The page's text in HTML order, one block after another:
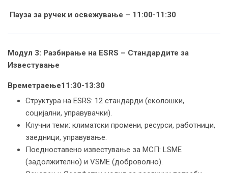
Пауза за ручек и освежување – 11:00-11:30
Модул 3: Разбирање на ESRS – Стандардите за
Известување
Времетраење11:30-13:30
Структура на ESRS: 12 стандарди (еколошки,
социјални, управувачки).
Клучни теми: климатски промени, ресурси, работници,
заедници, управување.
Поедноставено известување за МСП: LSME
(задолжително) и VSME (доброволно).